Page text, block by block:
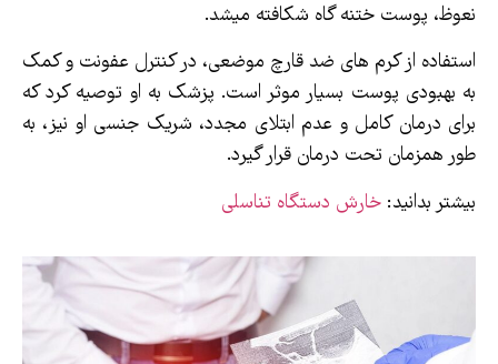
نعوظ، پوست ختنه گاه شکافته میشد.
استفاده از کرم های ضد قارچ موضعی، در کنترل عفونت و کمک
به بهبودی پوست بسیار موثر است. پزشک به او توصیه کرد که
برای درمان کامل و عدم ابتلای مجدد، شریک جنسی او نیز، به
طور همزمان تحت درمان قرار گیرد.
بیشتر بدانید: خارش دستگاه تناسلی